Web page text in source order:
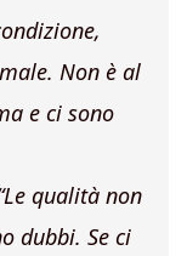
Non è al
e ci sono
Le qualità non
dubbi. Se ci